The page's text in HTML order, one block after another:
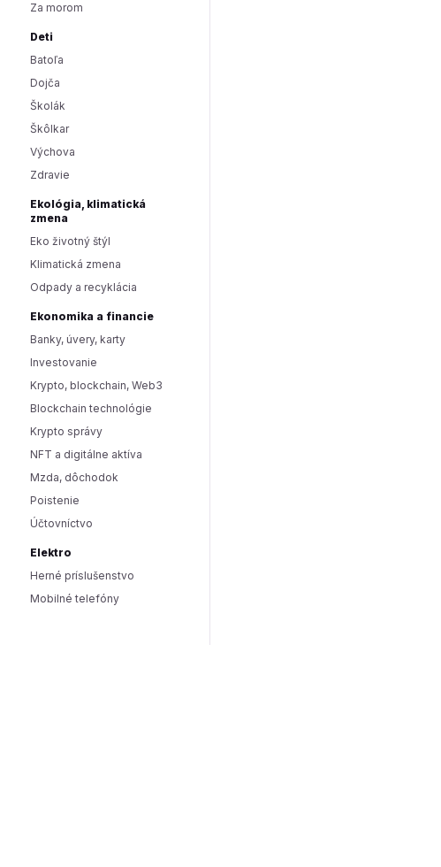
Za morom
Deti
Batoľa
Dojča
Školák
Škôlkar
Výchova
Zdravie
Ekológia, klimatická
zmena
Eko životný štýl
Klimatická zmena
Odpady a recyklácia
Ekonomika a financie
Banky, úvery, karty
Investovanie
Krypto, blockchain, Web3
Blockchain technológie
Krypto správy
NFT a digitálne aktíva
Mzda, dôchodok
Poistenie
Účtovníctvo
Elektro
Herné príslušenstvo
Mobilné telefóny